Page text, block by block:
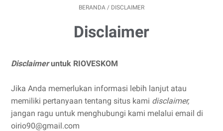
BERANDA / DISCLAIMER
Disclaimer
Disclaimeruntuk RIOVESKOM
Jika Anda memerlukan informasi lebih lanjut atau
memiliki pertanyaan tentang situs kami disclaimer,
jangan ragu untuk menghubungi kami melalui email di
oirio90@gmail.com